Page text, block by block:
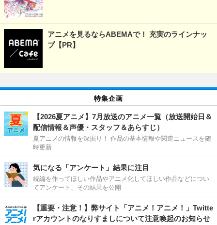
アニメを見るならABEMAで！ 充実のラインナッ
プ【PR】
特集企画
【2026夏アニメ】7月放送のアニメ一覧（放送開始日＆
配信情報＆声優・スタッフ＆あらすじ）
夏アニメの情報を深掘り！ 作品の基本情報や関連ニュースを随
時更新
気になる「アンケート」結果に注目
続編を作ってほしい作品やアニメ化してほしい作品などについ
てアンケート、その結果を公開
【重要・注意！】弊サイト「アニメ！アニメ！」Twitte
rアカウントのなりすましについて注意喚起のお知らせ